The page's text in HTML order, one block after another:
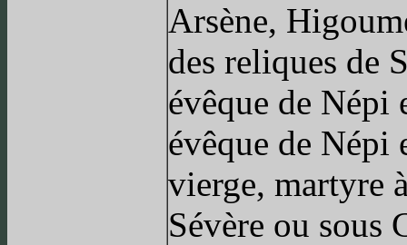
Arsène,
des reliques de
évêque de Népi
évêque de Népi
vierge, martyre
Sévère ou sous